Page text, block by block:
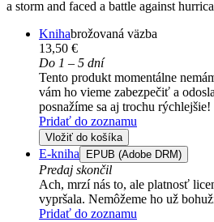
a storm and faced a battle against
Knihabrožovaná väzba
13,50 €
Do 1 – 5 dní
Tento produkt momentálne
vám ho vieme zabezpečiť a
posnažíme sa aj trochu rýchlejšie!
Pridať do zoznamu
Vložiť do košíka
E-kniha EPUB (Adobe DRM)
Predaj skončil
Ach, mrzí nás to, ale platnosť
vypršala. Nemôžeme ho už
Pridať do zoznamu